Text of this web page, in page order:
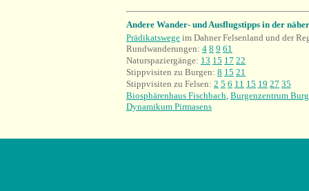
Andere Wander- und Ausflugstipps in der
Prädikatswege im Dahner Felsenland und der
Rundwanderungen: 4 8 9 61
Naturspaziergänge: 13 15 17 22
Stippvisiten zu Burgen: 8 15 21
Stippvisiten zu Felsen: 2 5 6 11 15 19 27 35
Biosphärenhaus Fischbach, Burgenzentrum
Dynamikum Pirmasens